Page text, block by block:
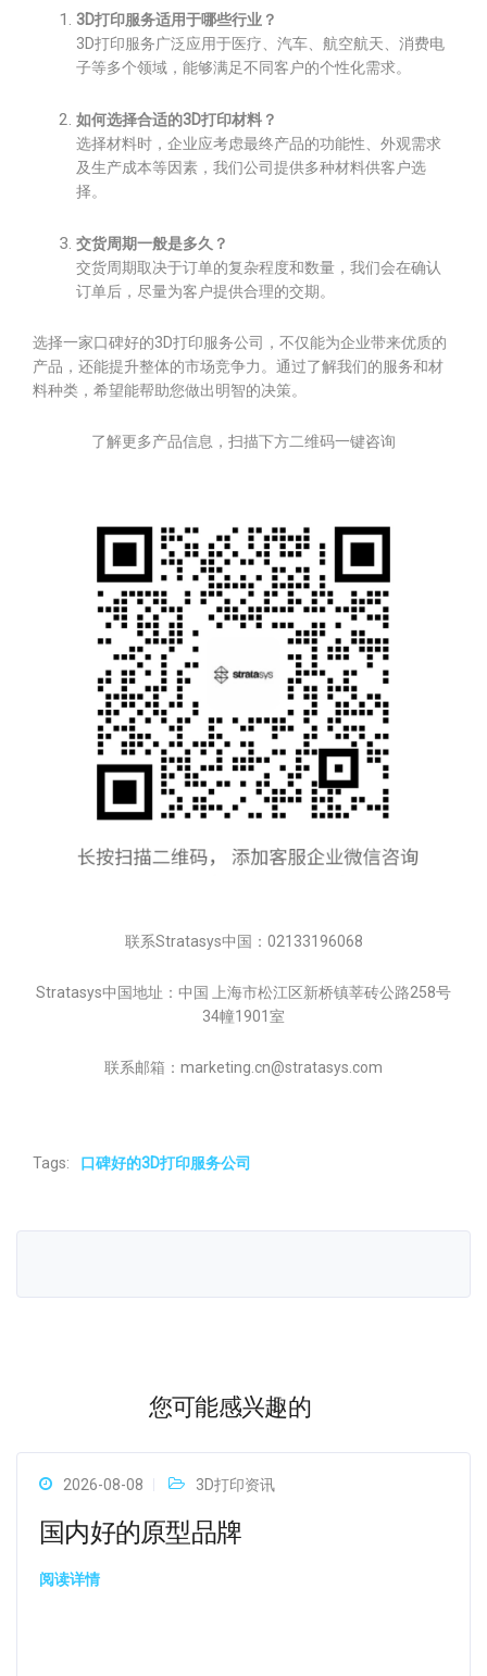
3D打印服务适用于哪些行业？
3D打印服务广泛应用于医疗、汽车、航空航天、消费电
子等多个领域，能够满足不同客户的个性化需求。
如何选择合适的3D打印材料？
选择材料时，企业应考虑最终产品的功能性、外观需求
及生产成本等因素，我们公司提供多种材料供客户选
择。
交货周期一般是多久？
交货周期取决于订单的复杂程度和数量，我们会在确认
订单后，尽量为客户提供合理的交期。
选择一家口碑好的3D打印服务公司，不仅能为企业带来优质的
产品，还能提升整体的市场竞争力。通过了解我们的服务和材
料种类，希望能帮助您做出明智的决策。
了解更多产品信息，扫描下方二维码一键咨询
联系Stratasys中国：02133196068
Stratasys中国地址：中国 上海市松江区新桥镇莘砖公路258号
34幢1901室
联系邮箱：marketing.cn@stratasys.com
Tags: 口碑好的3D打印服务公司
您可能感兴趣的
2026-08-08 3D打印资讯
国内好的原型品牌
阅读详情